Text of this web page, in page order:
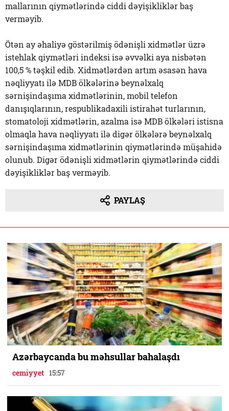
mallarının qiymətlərində ciddi dəyişikliklər baş
verməyib.
Ötən ay əhaliyə göstərilmiş ödənişli xidmətlər üzrə
istehlak qiymətləri indeksi isə əvvəlki aya nisbətən
100,5 % təşkil edib. Xidmətlərdən artım əsasən hava
nəqliyyatı ilə MDB ölkələrinə beynəlxalq
sərnişindaşıma xidmətlərinin, mobil telefon
danışıqlarının, respublikadaxili istirahət turlarının,
stomatoloji xidmətlərin, azalma isə MDB ölkələri istisna
olmaqla hava nəqliyyatı ilə digər ölkələrə beynəlxalq
sərnişindaşıma xidmətlərinin qiymətlərində müşahidə
olunub. Digər ödənişli xidmətlərin qiymətlərində ciddi
dəyişikliklər baş verməyib.
PAYLAŞ
Azərbaycanda bu məhsullar bahalaşdı
cemiyyet 15:57